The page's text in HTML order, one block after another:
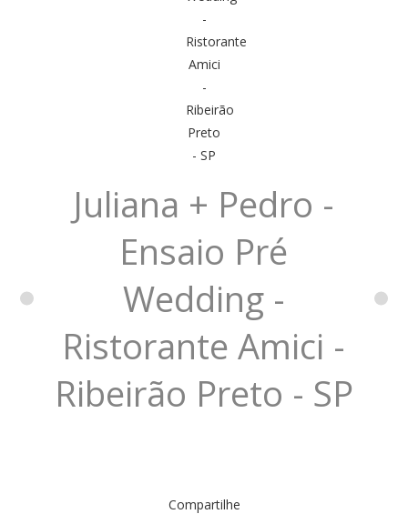
Juliana + Pedro -
Ensaio Pré
Wedding -
Ristorante Amici -
Ribeirão Preto - SP
Compartilhe